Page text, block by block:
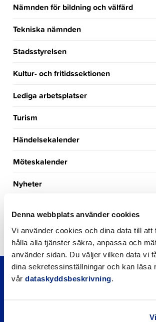
Denna webbplats använder cookies
Vi använder cookies och dina data till att
hålla alla tjänster säkra, anpassa och
använder sidan. Du väljer vilken data vi
dina sekretessinställningar och kan läsa
vår dataskyddsbeskrivning
Nämnden för bildning och välfärd
Tekniska nämnden
Stadsstyrelsen
Kultur- och fritidssektionen
Lediga arbetsplatser
Turism
Händelsekalender
Möteskalender
Nyheter
Okategoriserade